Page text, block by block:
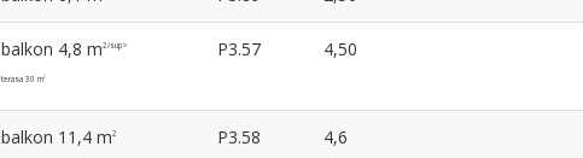
balkon 4,8 m2/sup>
terasa 30 m2
P3.57 4,50
balkon 11,4 m2 P3.58 4,6